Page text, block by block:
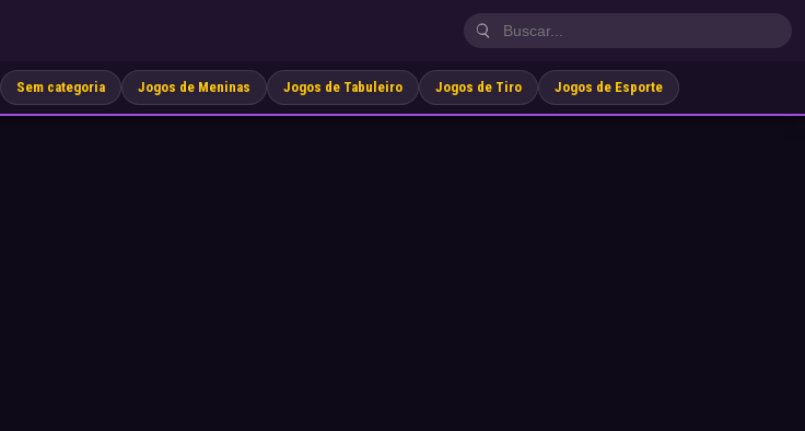
Sem categoria Jogos de Meninas Jogos de Tabuleiro Jogos de Tiro Jogos de Esporte